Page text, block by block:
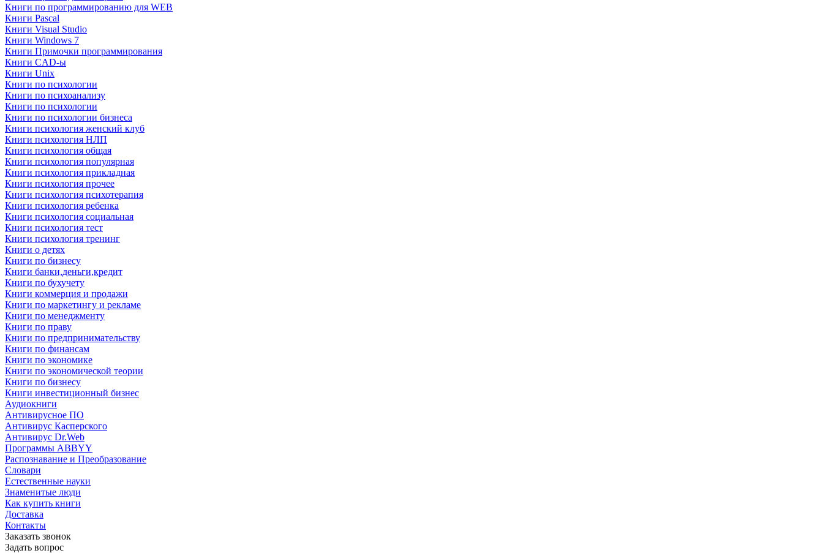
Книги по программированию для WEB
Книги Pascal
Книги Visual Studio
Книги Windows 7
Книги Примочки программирования
Книги CAD-ы
Книги Unix
Книги по психологии
Книги по психоанализу
Книги по психологии
Книги по психологии бизнеса
Книги психология женский клуб
Книги психология НЛП
Книги психология общая
Книги психология популярная
Книги психология прикладная
Книги психология прочее
Книги психология психотерапия
Книги психология ребенка
Книги психология социальная
Книги психология тест
Книги психология тренинг
Книги о детях
Книги по бизнесу
Книги банки,деньги,кредит
Книги по бухучету
Книги коммерция и продажи
Книги по маркетингу и рекламе
Книги по менеджменту
Книги по праву
Книги по предпринимательству
Книги по финансам
Книги по экономике
Книги по экономической теории
Книги по бизнесу
Книги инвестиционный бизнес
Аудиокниги
Антивирусное ПО
Антивирус Касперского
Антивирус Dr.Web
Программы ABBYY
Распознавание и Преобразование
Словари
Естественные науки
Знаменитые люди
Как купить книги
Доставка
Контакты
Заказать звонок
Задать вопрос